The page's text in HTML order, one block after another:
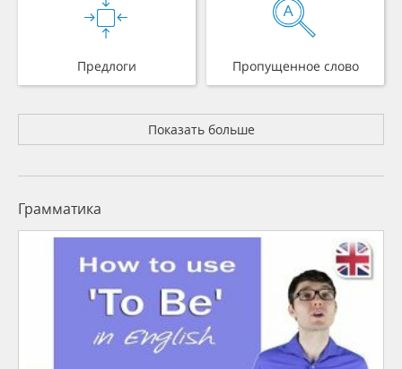
Предлоги Пропущенное слово
Показать больше
Грамматика